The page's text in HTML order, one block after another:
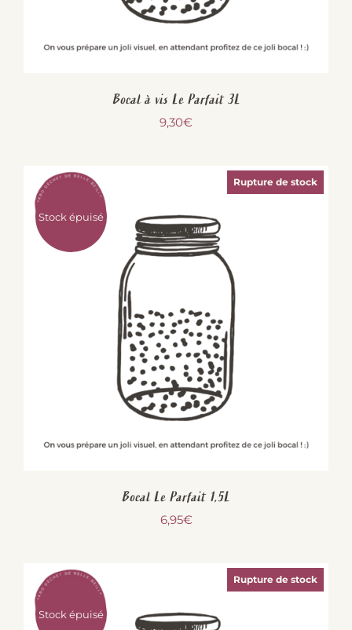
Bocal à vis Le Parfait 3L
9,30€
Stock épuisé
Rupture de stock
Bocal Le Parfait 1,5L
6,95€
Stock épuisé
Rupture de stock